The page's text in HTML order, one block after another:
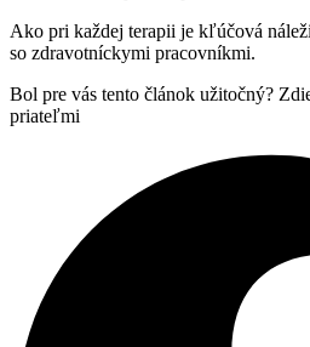
Ako pri každej terapii je kľúčová
so zdravotníckymi pracovníkmi.
Bol pre vás tento článok užitočný?
priateľmi